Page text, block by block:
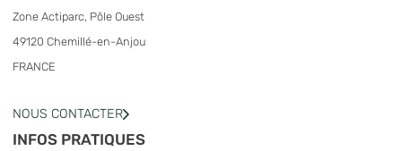
Zone Actiparc, Pôle Ouest
49120 Chemillé-en-Anjou
FRANCE
NOUS CONTACTER
INFOS PRATIQUES